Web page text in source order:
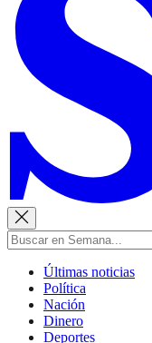
Últimas noticias
Política
Nación
Dinero
Deportes